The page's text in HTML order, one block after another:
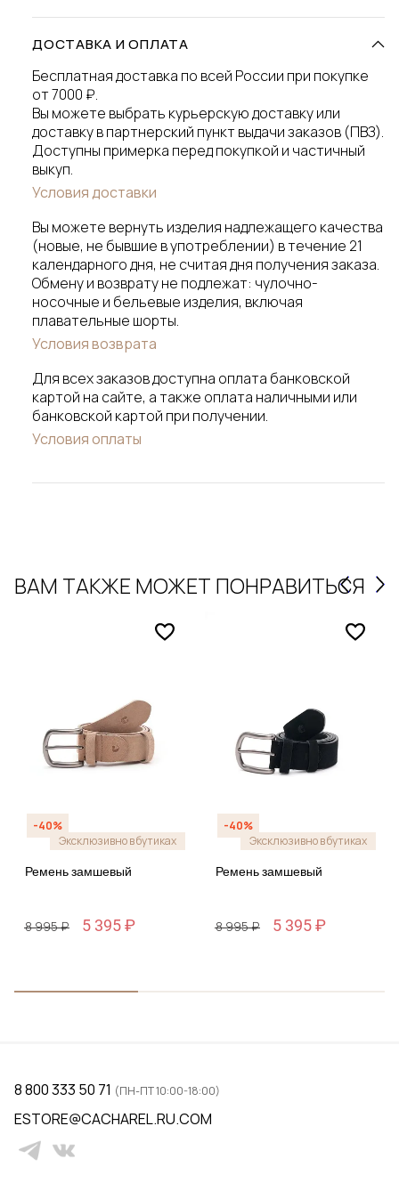
ДОСТАВКА И ОПЛАТА
Бесплатная доставка по всей России при покупке
от 7000 ₽.
Вы можете выбрать курьерскую доставку или
доставку в партнерский пункт выдачи заказов (ПВЗ).
Доступны примерка перед покупкой и частичный
выкуп.
Условия доставки
Вы можете вернуть изделия надлежащего качества
(новые, не бывшие в употреблении) в течение 21
календарного дня, не считая дня получения заказа.
Обмену и возврату не подлежат: чулочно-
носочные и бельевые изделия, включая
плавательные шорты.
Условия возврата
Для всех заказов доступна оплата банковской
картой на сайте, а также оплата наличными или
банковской картой при получении.
Условия оплаты
ВАМ ТАКЖЕ МОЖЕТ ПОНРАВИТЬСЯ
-40%
Эксклюзивно в бутиках
Ремень замшевый
8 995 ₽ 5 395 ₽
-40%
Эксклюзивно в бутиках
Ремень замшевый
8 995 ₽ 5 395 ₽
8 800 333 50 71 (ПН-ПТ 10:00-18:00)
ESTORE@CACHAREL.RU.COM